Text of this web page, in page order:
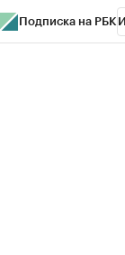
Подписка на РБК